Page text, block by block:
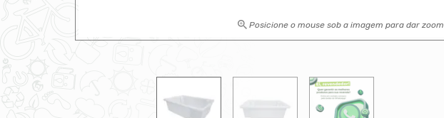
Posicione o mouse sob a imagem para dar zoom